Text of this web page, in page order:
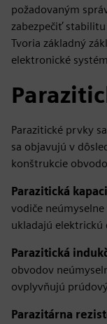
požadovaným
zabezpečiť
Tvoria základný
elektronické
Parazitické prvky
sa objavujú v
konštrukcie
Parazitická
vodiče
ukladajú elektrickú
Parazitická
obvodov
ovplyvňujú
Parazitárna